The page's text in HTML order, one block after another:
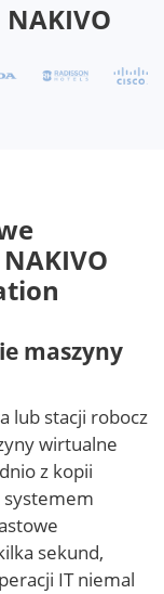
maszyny
lub stacji robocz
wirtualne
z kopii
systemem
sekund,
IT niemal